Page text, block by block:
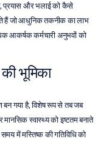
प्रयास और भलाई को कैसे
हैं जो आधुनिक तकनीक का लाभ
आकर्षक कर्मचारी अनुभवों को
भूमिका
बन गया है, विशेष रूप से तब जब
मानसिक स्वास्थ्य को इष्टतम बनाते
में मस्तिष्क की गतिविधि को